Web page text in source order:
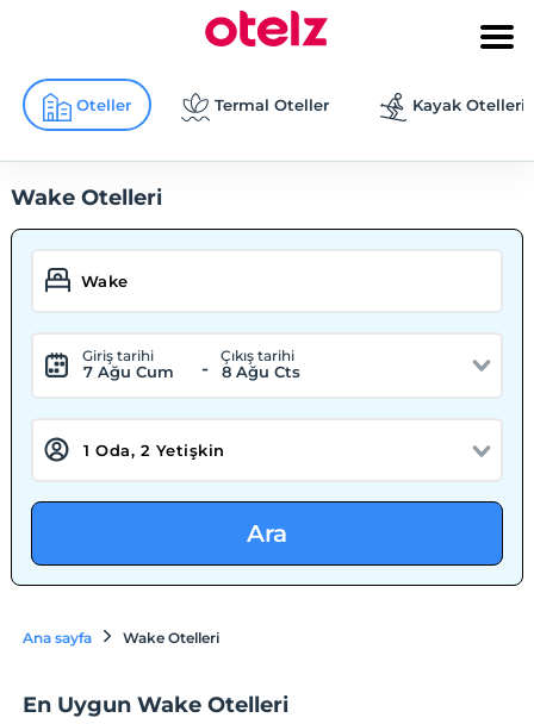
Oteller Termal Oteller Kayak Otelleri
Wake Otelleri
Giriş tarihi
7 Ağu Cum -
Çıkış tarihi
8 Ağu Cts
Ara
Ana sayfa Wake Otelleri
En Uygun Wake Otelleri